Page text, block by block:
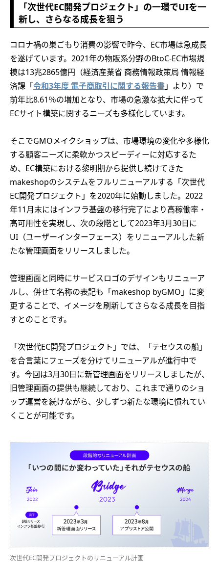
「次世代EC開発プロジェクト」の一環でUIを一
新し、さらなる成長を狙う
コロナ禍の巣ごもり消費の影響で昨今、EC市場は急成長
を遂げています。2021年の物販系分野のBtoC-EC市場規
模は13兆2865億円（経済産業省 商務情報政策局 情報経
済課「令和3年度 電子商取引に関する報告書」より）で
前年比8.61％の増加となり、市場の急激な拡大に伴って
ECサイト構築に関するニーズも多様化しています。
そこでGMOメイクショップは、市場環境の変化や多様化
する顧客ニーズに柔軟かつスピーディーに対応するた
め、EC構築における黎明期から提供し続けてきた
makeshopのシステムをフルリニューアルする「次世代
EC開発プロジェクト」を2020年に始動しました。2022
年11月末にはインフラ基盤の移行完了により高稼働率・
高可用性を実現し、次の段階として2023年3月30日に
UI（ユーザーインターフェース）をリニューアルした新
たな管理画面をリリースしました。
管理画面と同時にサービスロゴのデザインもリニューア
ルし、併せて名称の表記も「makeshop byGMO」に変
更することで、イメージを刷新してさらなる成長を目指
すとのことです。
「次世代EC開発プロジェクト」では、「テセウスの船」
を合言葉にフェーズを分けてリニューアルが進行中で
す。今回は3月30日に新管理画面をリリースしましたが、
旧管理画面の提供も継続しており、これまで通りのショ
ップ運営を続けながら、少しずつ新たな環境に慣れてい
くことが可能です。
次世代EC開発プロジェクトのリニューアル計画